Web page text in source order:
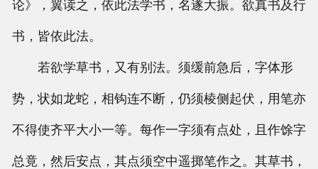
论》，翼读之，依此法学书，名遂大振。欲真书及行
书，皆依此法。
若欲学草书，又有别法。须缓前急后，字体形
势，状如龙蛇，相钩连不断，仍须棱侧起伏，用笔亦
不得使齐平大小一等。每作一字须有点处，且作馀字
总竟，然后安点，其点须空中遥掷笔作之。其草书，